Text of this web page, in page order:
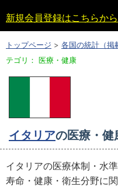
新規会員登録はこちらから
トップページ > 各国の統計（掲
テゴリ： 医療・健康
イタリアの医療・健
イタリアの医療体制・水
寿命・健康・衛生分野に